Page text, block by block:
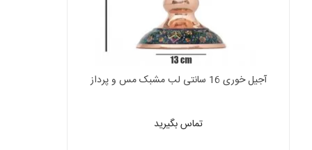
آجیل خوری 16 سانتی لب مشبک مس و پرداز
تماس بگیرید